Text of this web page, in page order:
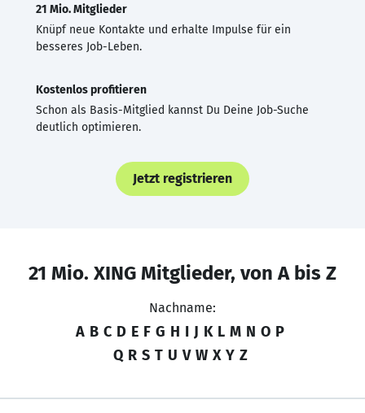
21 Mio. Mitglieder
Knüpf neue Kontakte und erhalte Impulse für ein
besseres Job-Leben.
Kostenlos profitieren
Schon als Basis-Mitglied kannst Du Deine Job-Suche
deutlich optimieren.
Jetzt registrieren
21 Mio. XING Mitglieder, von A bis Z
Nachname:
A B C D E F G H I J K L M N O P
Q R S T U V W X Y Z